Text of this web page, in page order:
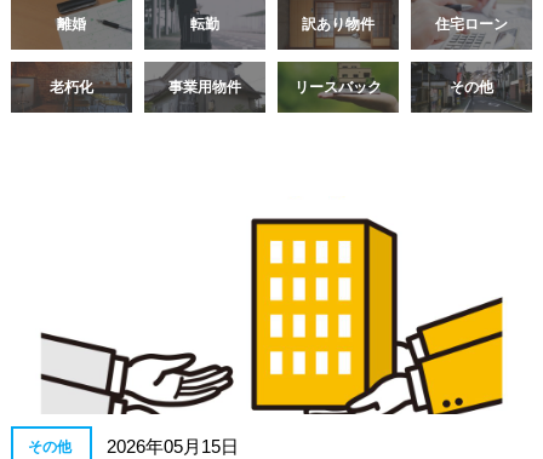
離婚 転勤 訳あり物件 住宅ローン
老朽化 事業用物件 リースバック その他
その他 2026年05月15日